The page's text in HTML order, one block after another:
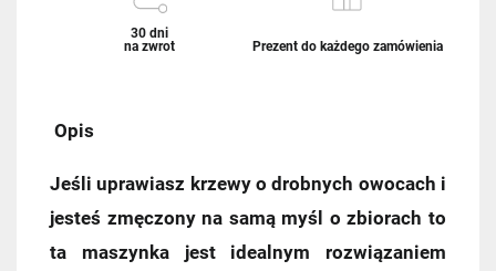
30 dni
na zwrot
Prezent do każdego zamówienia
Opis
Jeśli uprawiasz krzewy o drobnych owocach i
jesteś zmęczony na samą myśl o zbiorach to
ta maszynka jest idealnym rozwiązaniem